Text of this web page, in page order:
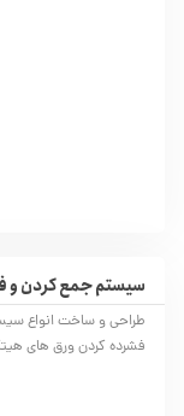
سیستم جمع کردن و
طراحی و ساخت انواع
فشرده کردن ورق های